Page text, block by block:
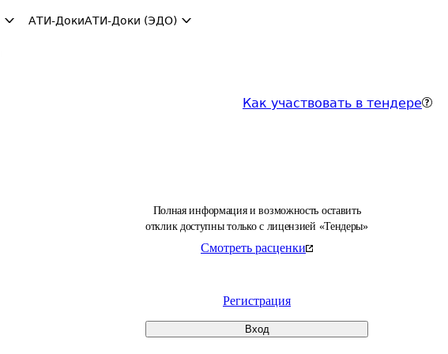
АТИ-ДокиАТИ-Доки (ЭДО)
Как участвовать в тендере
Полная информация и возможность оставить
отклик доступны только с лицензией «Тендеры»
Смотреть расценки
Регистрация
Вход